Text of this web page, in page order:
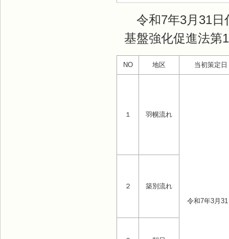
令和7年3月31日
基盤強化促進法第
NO 地区 当初策定日
１ 羽幌流れ
令和7年3月
２ 築別流れ